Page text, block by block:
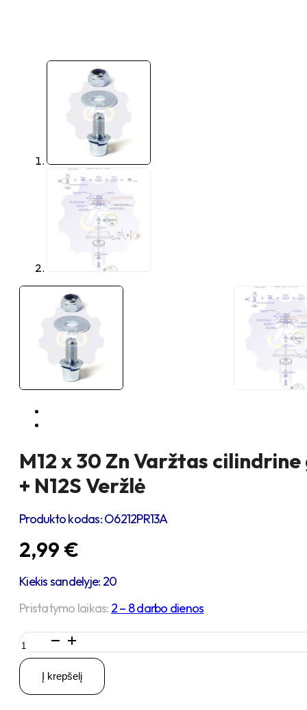
M12 x 30 Zn Varžtas
+ N12S Veržlė
Produkto kodas:O6212PR13A
2,99 €
Kiekis sandelyje: 20
Pristatymo laikas: 2 – 8 darbo dienos
produkto
kiekis:
M12
30
Į krepšelį